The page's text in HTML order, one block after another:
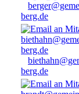
berg.de
berg.de